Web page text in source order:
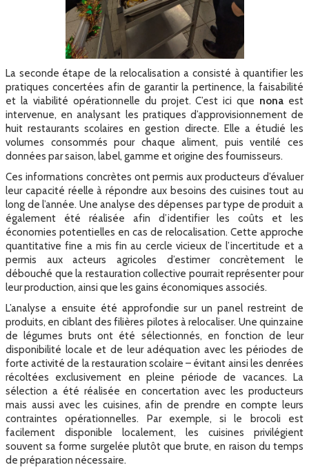
La seconde étape de la relocalisation a consisté à quantifier les
pratiques concertées afin de garantir la pertinence, la faisabilité
et la viabilité opérationnelle du projet. C’est ici que nona est
intervenue, en analysant les pratiques d’approvisionnement de
huit restaurants scolaires en gestion directe. Elle a étudié les
volumes consommés pour chaque aliment, puis ventilé ces
données par saison, label, gamme et origine des fournisseurs.
Ces informations concrètes ont permis aux producteurs d’évaluer
leur capacité réelle à répondre aux besoins des cuisines tout au
long de l’année. Une analyse des dépenses par type de produit a
également été réalisée afin d’identifier les coûts et les
économies potentielles en cas de relocalisation. Cette approche
quantitative fine a mis fin au cercle vicieux de l’incertitude et a
permis aux acteurs agricoles d’estimer concrètement le
débouché que la restauration collective pourrait représenter pour
leur production, ainsi que les gains économiques associés.
L’analyse a ensuite été approfondie sur un panel restreint de
produits, en ciblant des filières pilotes à relocaliser. Une quinzaine
de légumes bruts ont été sélectionnés, en fonction de leur
disponibilité locale et de leur adéquation avec les périodes de
forte activité de la restauration scolaire – évitant ainsi les denrées
récoltées exclusivement en pleine période de vacances. La
sélection a été réalisée en concertation avec les producteurs
mais aussi avec les cuisines, afin de prendre en compte leurs
contraintes opérationnelles. Par exemple, si le brocoli est
facilement disponible localement, les cuisines privilégient
souvent sa forme surgelée plutôt que brute, en raison du temps
de préparation nécessaire.